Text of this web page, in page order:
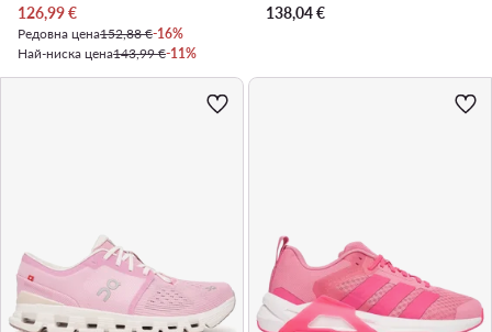
Актуална цена
126,99€
Редовна цена152,88 €-16%
Най-ниска цена143,99 €-11%
138,04€